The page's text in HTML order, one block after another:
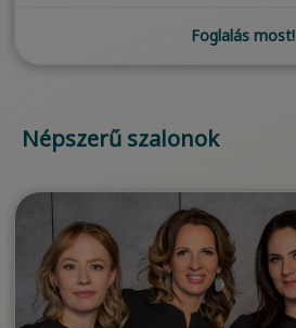
Foglalás most!
Népszerű szalonok